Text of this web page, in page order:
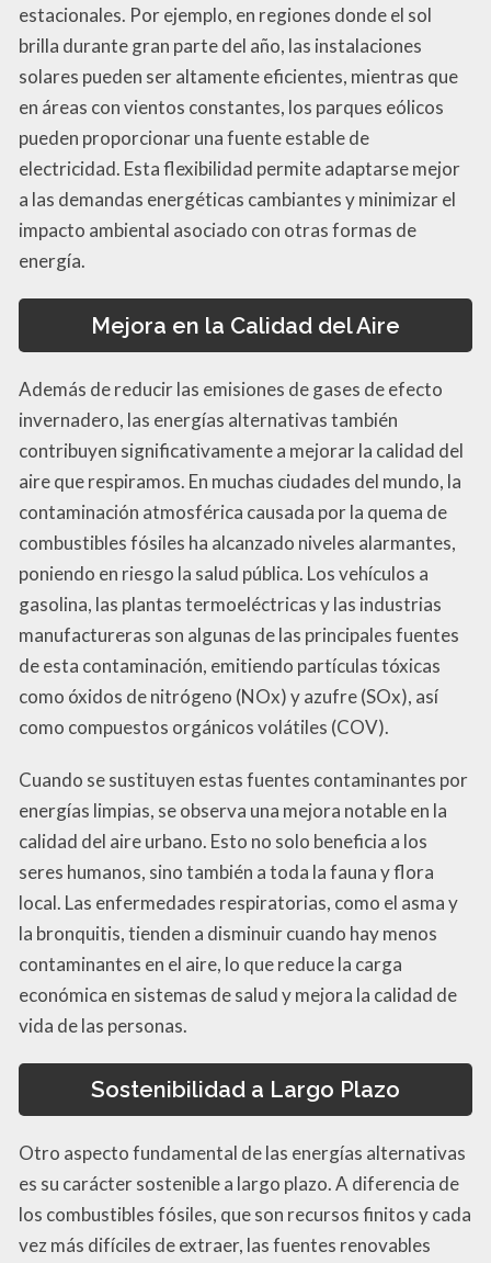
estacionales. Por ejemplo, en regiones donde el sol
brilla durante gran parte del año, las instalaciones
solares pueden ser altamente eficientes, mientras que
en áreas con vientos constantes, los parques eólicos
pueden proporcionar una fuente estable de
electricidad. Esta flexibilidad permite adaptarse mejor
a las demandas energéticas cambiantes y minimizar el
impacto ambiental asociado con otras formas de
energía.
Mejora en la Calidad del Aire
Además de reducir las emisiones de gases de efecto
invernadero, las energías alternativas también
contribuyen significativamente a mejorar la calidad del
aire que respiramos. En muchas ciudades del mundo, la
contaminación atmosférica causada por la quema de
combustibles fósiles ha alcanzado niveles alarmantes,
poniendo en riesgo la salud pública. Los vehículos a
gasolina, las plantas termoeléctricas y las industrias
manufactureras son algunas de las principales fuentes
de esta contaminación, emitiendo partículas tóxicas
como óxidos de nitrógeno (NOx) y azufre (SOx), así
como compuestos orgánicos volátiles (COV).
Cuando se sustituyen estas fuentes contaminantes por
energías limpias, se observa una mejora notable en la
calidad del aire urbano. Esto no solo beneficia a los
seres humanos, sino también a toda la fauna y flora
local. Las enfermedades respiratorias, como el asma y
la bronquitis, tienden a disminuir cuando hay menos
contaminantes en el aire, lo que reduce la carga
económica en sistemas de salud y mejora la calidad de
vida de las personas.
Sostenibilidad a Largo Plazo
Otro aspecto fundamental de las energías alternativas
es su carácter sostenible a largo plazo. A diferencia de
los combustibles fósiles, que son recursos finitos y cada
vez más difíciles de extraer, las fuentes renovables